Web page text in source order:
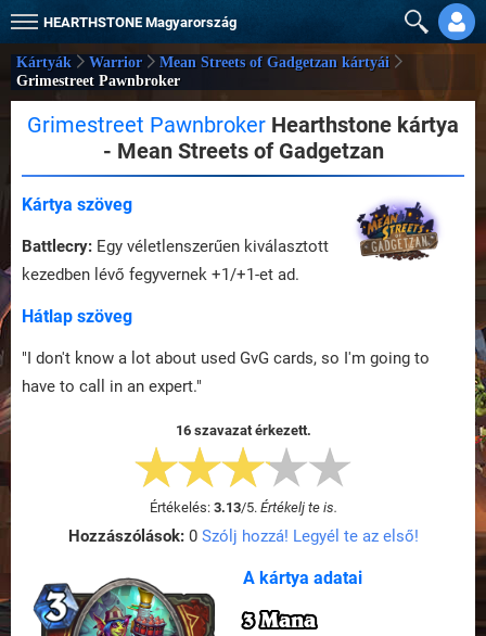
HEARTHSTONE Magyarország
Kártyák Warrior
Mean Streets of Gadgetzan kártyái
Grimestreet Pawnbroker
Grimestreet Pawnbroker Hearthstone kártya
- Mean Streets of Gadgetzan
Kártya szöveg
Battlecry: Egy véletlenszerűen kiválasztott
kezedben lévő fegyvernek +1/+1-et ad.
Hátlap szöveg
"I don't know a lot about used GvG cards, so I'm going to
have to call in an expert."
16 szavazat érkezett.
Értékelés: 3.13/5. Értékelj te is.
Hozzászólások:0 Szólj hozzá! Legyél te az első!
A kártya adatai
3 Mana